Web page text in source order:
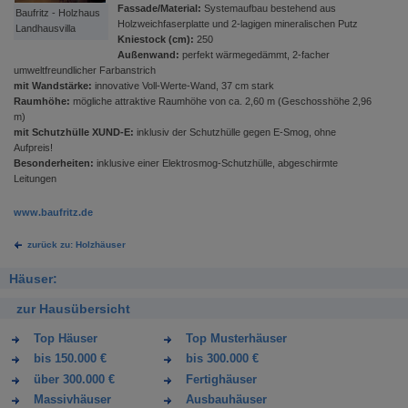
Baufritz - Holzhaus
Landhausvilla
Fassade/Material: Systemaufbau bestehend aus
Holzweichfaserplatte und 2-lagigen mineralischen Putz
Kniestock (cm): 250
Außenwand: perfekt wärmegedämmt, 2-facher
umweltfreundlicher Farbanstrich
mit Wandstärke: innovative Voll-Werte-Wand, 37 cm stark
Raumhöhe: mögliche attraktive Raumhöhe von ca. 2,60 m (Geschosshöhe 2,96
m)
mit Schutzhülle XUND-E: inklusiv der Schutzhülle gegen E-Smog, ohne
Aufpreis!
Besonderheiten: inklusive einer Elektrosmog-Schutzhülle, abgeschirmte
Leitungen
www.baufritz.de
zurück zu: Holzhäuser
Häuser:
zur Hausübersicht
Top Häuser
Top Musterhäuser
bis 150.000 €
bis 300.000 €
über 300.000 €
Fertighäuser
Massivhäuser
Ausbauhäuser